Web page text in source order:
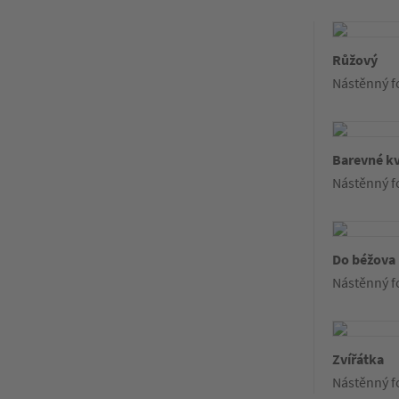
Růžový
Nástěnný
Barevné
Nástěnný
Do béžova
Nástěnný
Zvířátka
Nástěnný